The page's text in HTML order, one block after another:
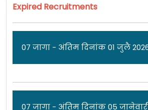
Expired Recruitments
07 जागा - अंतिम दिनांक 01 जुलै
जाहिरात दिनांक: 30/
07 जागा - अंतिम दिनांक 05